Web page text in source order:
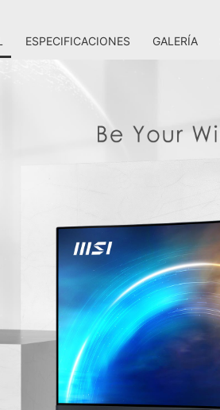
ESPECIFICACIONES GALERÍA